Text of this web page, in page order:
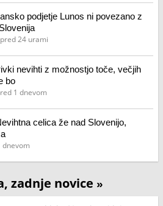
podjetje Lunos ni povezano z
pred 24 urami
nevihti z možnostjo toče, večjih
bo
1 dnevom
celica že nad Slovenijo,
dnevom
zadnje novice »